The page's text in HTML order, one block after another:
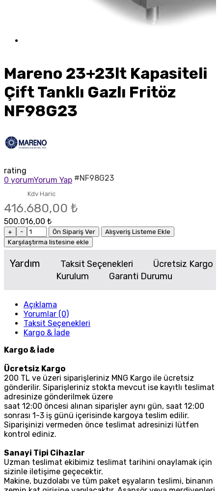
Mareno 23+23lt Kapasiteli
Çift Tanklı Gazlı Fritöz
NF98G23
rating
0 yorumYorum Yap #NF98G23
Kdv Haric
416.680,00 ₺
500.016,00 ₺
+ - Ön Sipariş Ver
Alışveriş Listeme Ekle
Karşılaştırma listesine ekle
Yardım Taksit Seçenekleri
Ücretsiz Kargo
Kurulum
Garanti Durumu
Açıklama
Yorumlar (0)
Taksit Seçenekleri
Kargo & İade
Kargo & İade
Ücretsiz Kargo
200 TL ve üzeri siparişleriniz MNG Kargo ile ücretsiz
gönderilir. Siparişleriniz stokta mevcut ise kayıtlı teslimat
adresinize gönderilmek üzere
saat 12:00 öncesi alınan siparişler aynı gün, saat 12:00
sonrası 1-3 iş günü içerisinde kargoya teslim edilir.
Siparişinizi vermeden önce teslimat adresinizi lütfen
kontrol ediniz.
Sanayi Tipi Cihazlar
Uzman teslimat ekibimiz teslimat tarihini onaylamak için
sizinle iletişime geçecektir.
Makine, buzdolabı ve tüm paket eşyaların teslimi, binanın